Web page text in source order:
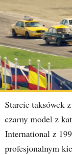
Starcie taksówek
czarny model z
International z
profesjonalnym